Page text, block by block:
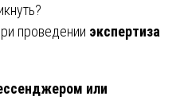
проведении экспертиза
или